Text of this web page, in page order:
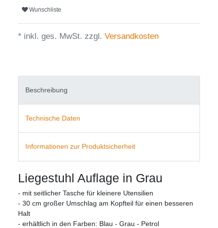
Wunschliste
* inkl. ges. MwSt. zzgl. Versandkosten
Beschreibung
Technische Daten
Informationen zur Produktsicherheit
Liegestuhl Auflage in Grau
- mit seitlicher Tasche für kleinere Utensilien
- 30 cm großer Umschlag am Kopfteil für einen besseren
Halt
- erhältlich in den Farben: Blau - Grau - Petrol